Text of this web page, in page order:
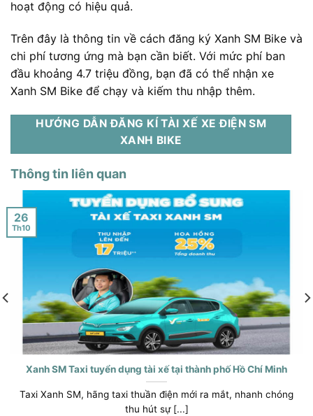
hoạt động có hiệu quả.
Trên đây là thông tin về cách đăng ký Xanh SM Bike và
chi phí tương ứng mà bạn cần biết. Với mức phí ban
đầu khoảng 4.7 triệu đồng, bạn đã có thể nhận xe
Xanh SM Bike để chạy và kiếm thu nhập thêm.
HƯỚNG DẪN ĐĂNG KÍ TÀI XẾ XE ĐIỆN SM
XANH BIKE
Thông tin liên quan
Xanh SM Taxi tuyển dụng tài xế tại thành phố Hồ Chí Minh
Taxi Xanh SM, hãng taxi thuần điện mới ra mắt, nhanh chóng
thu hút sự [...]
26
Th10